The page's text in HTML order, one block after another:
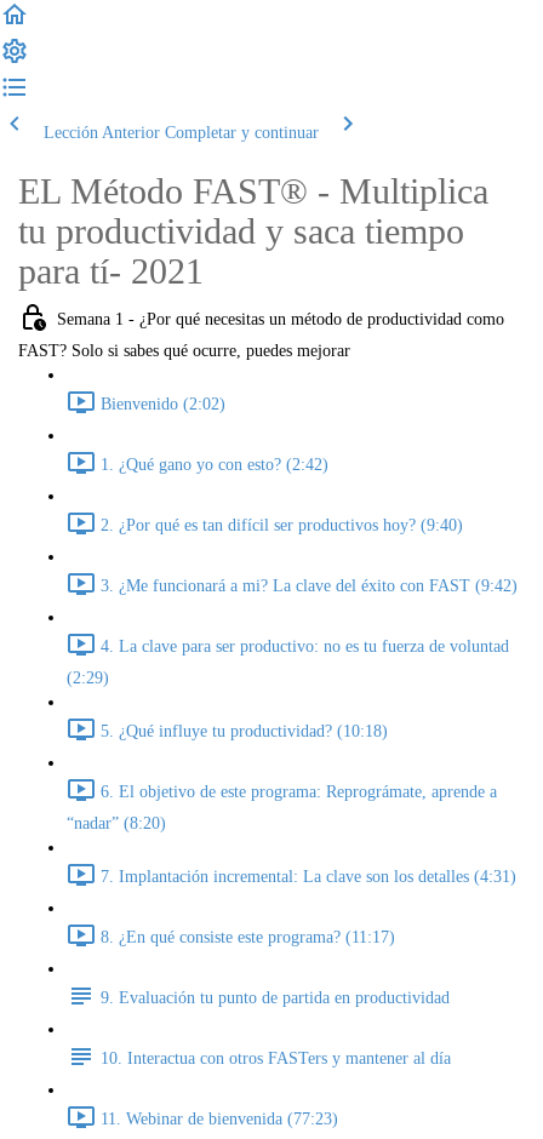
Lección Anterior Completar y continuar
EL Método FAST® - Multiplica
tu productividad y saca tiempo
para tí- 2021
Semana 1 - ¿Por qué necesitas un método de productividad como
FAST? Solo si sabes qué ocurre, puedes mejorar
Bienvenido (2:02)
1. ¿Qué gano yo con esto? (2:42)
2. ¿Por qué es tan difícil ser productivos hoy? (9:40)
3. ¿Me funcionará a mi? La clave del éxito con FAST (9:42)
4. La clave para ser productivo: no es tu fuerza de voluntad
(2:29)
5. ¿Qué influye tu productividad? (10:18)
6. El objetivo de este programa: Reprográmate, aprende a
“nadar” (8:20)
7. Implantación incremental: La clave son los detalles (4:31)
8. ¿En qué consiste este programa? (11:17)
9. Evaluación tu punto de partida en productividad
10. Interactua con otros FASTers y mantener al día
11. Webinar de bienvenida (77:23)